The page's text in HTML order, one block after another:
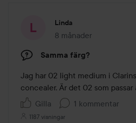
Linda
8 månader
Inlägget skapades 8
Samma färg?
Jag har 02 light medium i
concealer. Är det 02 som passar
Gilla
1 kommentar
1187 visningar